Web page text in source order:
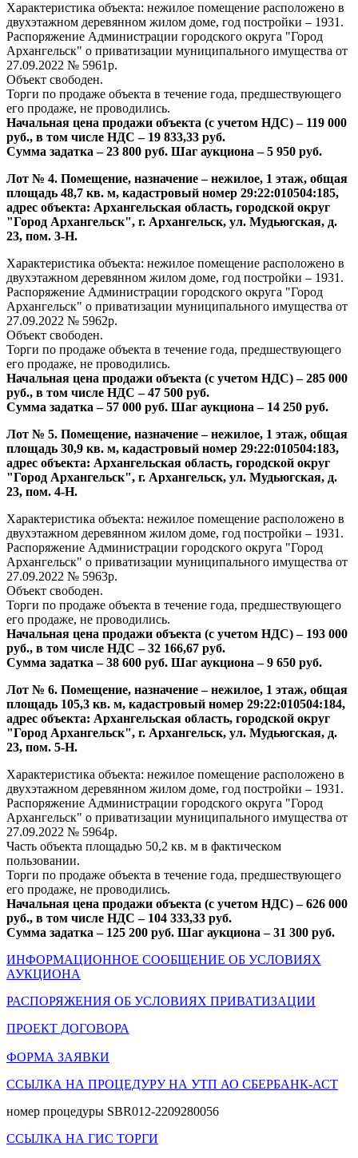
Характеристика объекта: нежилое помещение расположено в
двухэтажном деревянном жилом доме, год постройки – 1931.
Распоряжение Администрации городского округа "Город
Архангельск" о приватизации муниципального имущества от
27.09.2022 № 5961р.
Объект свободен.
Торги по продаже объекта в течение года, предшествующего
его продаже, не проводились.
Начальная цена продажи объекта (с учетом НДС) – 119 000
руб., в том числе НДС – 19 833,33 руб.
Сумма задатка – 23 800 руб. Шаг аукциона – 5 950 руб.
Лот № 4. Помещение, назначение – нежилое, 1 этаж, общая
площадь 48,7 кв. м, кадастровый номер 29:22:010504:185,
адрес объекта: Архангельская область, городской округ
"Город Архангельск", г. Архангельск, ул. Мудьюгская, д.
23, пом. 3-Н.
Характеристика объекта: нежилое помещение расположено в
двухэтажном деревянном жилом доме, год постройки – 1931.
Распоряжение Администрации городского округа "Город
Архангельск" о приватизации муниципального имущества от
27.09.2022 № 5962р.
Объект свободен.
Торги по продаже объекта в течение года, предшествующего
его продаже, не проводились.
Начальная цена продажи объекта (с учетом НДС) – 285 000
руб., в том числе НДС –47 500 руб.
Сумма задатка – 57 000 руб. Шаг аукциона – 14 250 руб.
Лот № 5. Помещение, назначение – нежилое, 1 этаж, общая
площадь 30,9 кв. м, кадастровый номер 29:22:010504:183,
адрес объекта: Архангельская область, городской округ
"Город Архангельск", г. Архангельск, ул. Мудьюгская, д.
23, пом. 4-Н.
Характеристика объекта: нежилое помещение расположено в
двухэтажном деревянном жилом доме, год постройки – 1931.
Распоряжение Администрации городского округа "Город
Архангельск" о приватизации муниципального имущества от
27.09.2022 № 5963р.
Объект свободен.
Торги по продаже объекта в течение года, предшествующего
его продаже, не проводились.
Начальная цена продажи объекта (с учетом НДС) – 193 000
руб., в том числе НДС –32 166,67 руб.
Сумма задатка – 38 600 руб. Шаг аукциона – 9 650 руб.
Лот № 6. Помещение, назначение – нежилое, 1 этаж, общая
площадь 105,3 кв. м, кадастровый номер 29:22:010504:184,
адрес объекта: Архангельская область, городской округ
"Город Архангельск", г. Архангельск, ул. Мудьюгская, д.
23, пом. 5-Н.
Характеристика объекта: нежилое помещение расположено в
двухэтажном деревянном жилом доме, год постройки – 1931.
Распоряжение Администрации городского округа "Город
Архангельск" о приватизации муниципального имущества от
27.09.2022 № 5964р.
Часть объекта площадью 50,2 кв. м в фактическом
пользовании.
Торги по продаже объекта в течение года, предшествующего
его продаже, не проводились.
Начальная цена продажи объекта (с учетом НДС) – 626 000
руб., в том числе НДС – 104 333,33 руб.
Сумма задатка – 125 200 руб. Шаг аукциона – 31 300 руб.
ИНФОРМАЦИОННОЕ СООБЩЕНИЕ ОБ УСЛОВИЯХ
АУКЦИОНА
РАСПОРЯЖЕНИЯ ОБ УСЛОВИЯХ ПРИВАТИЗАЦИИ
ПРОЕКТ ДОГОВОРА
ФОРМА ЗАЯВКИ
ССЫЛКА НА ПРОЦЕДУРУ НА УТП АО СБЕРБАНК-АСТ
номер процедуры SBR012-2209280056
ССЫЛКА НА ГИС ТОРГИ